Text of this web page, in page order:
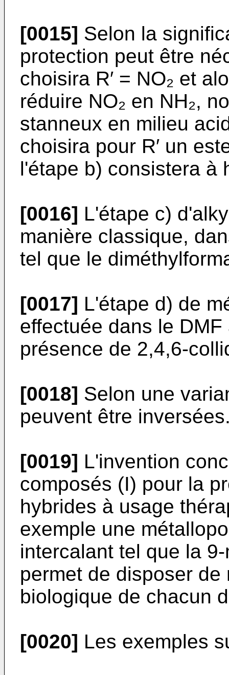
[0015] Selon la
protection peut être
choi­sira R′ = NO₂ et
réduire NO₂ en NH₂,
stanneux en mi­lieu
choisira pour R′ un
l'étape b) consistera à
[0016] L'étape c)
manière classique,
tel que le
[0017] L'étape d) de
effectuée dans le
présence de 2,4,6-
[0018] Selon une
peuvent être
[0019] L'invention
composés (I) pour la
hybrides à usage
exemple une
intercalant tel que la
permet de disposer
biologique de chacun
[0020] Les exemples